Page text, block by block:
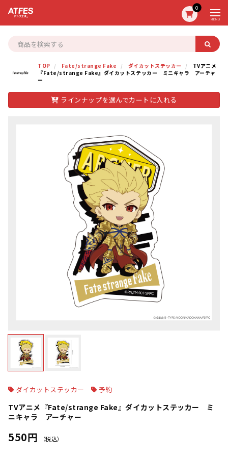
0
MENU
TOP Fate/strange Fake ダイカットステッカー
TVアニメ
『Fate/strange Fake』ダイカットステッカー ミニキャラ アーチャ
ー
ラインナップを選んでカートに入れる
ダイカットステッカー 予約
TVアニメ『Fate/strange Fake』ダイカットステッカー ミ
ニキャラ アーチャー
550円 （税込）